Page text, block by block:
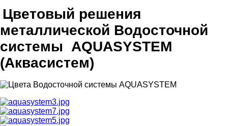
Цветовый решения
металлической Водосточной
системы AQUASYSTEM
(Аквасистем)